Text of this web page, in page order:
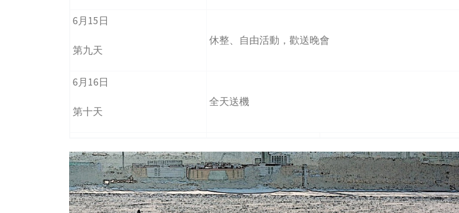
6月15日
第九天
休整、自由活動，歡送晚會
6月16日
第十天
全天送機